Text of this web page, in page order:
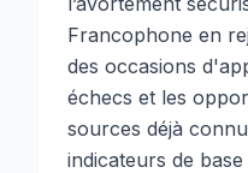
Francophone en
des occasions
échecs et les
sources déjà
indicateurs de